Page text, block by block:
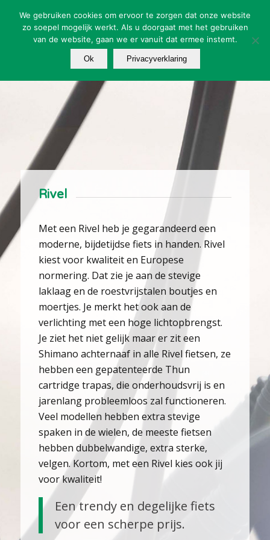
Rivel
Met een Rivel heb je gegarandeerd een
moderne, bijdetijdse fiets in handen. Rivel
kiest voor kwaliteit en Europese
normering. Dat zie je aan de stevige
laklaag en de roestvrijstalen boutjes en
moertjes. Je merkt het ook aan de
verlichting met een hoge lichtopbrengst.
Je ziet het niet gelijk maar er zit een
Shimano achternaaf in alle Rivel fietsen, ze
hebben een gepatenteerde Thun
cartridge trapas, die onderhoudsvrij is en
jarenlang probleemloos zal functioneren.
Veel modellen hebben extra stevige
spaken in de wielen, de meeste fietsen
hebben dubbelwandige, extra sterke,
velgen. Kortom, met een Rivel kies ook jij
voor kwaliteit!
Een trendy en degelijke fiets
voor een scherpe prijs.
We gebruiken cookies om ervoor te zorgen dat onze website
zo soepel mogelijk werkt. Als u doorgaat met het gebruiken
van de website, gaan we er vanuit dat ermee instemt.
Ok Privacyverklaring